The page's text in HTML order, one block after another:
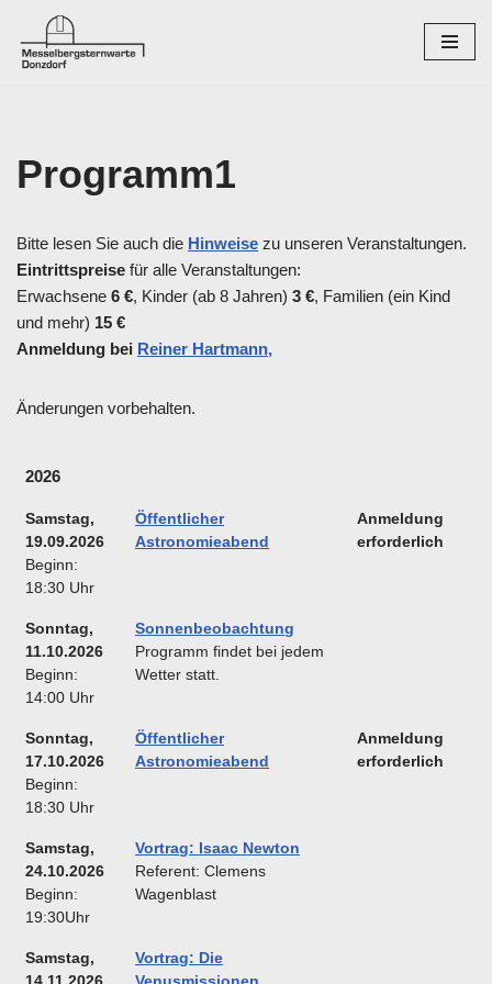
Zum
Programm1
Bitte lesen Sie auch die Hinweise zu unseren Veranstaltungen.
Eintrittspreise für alle Veranstaltungen:
Erwachsene 6 €, Kinder (ab 8 Jahren) 3 €, Familien (ein Kind
und mehr) 15 €
Anmeldung bei Reiner Hartmann,
Änderungen vorbehalten.
2026
Samstag,
19.09.2026
Beginn:
18:30 Uhr
Öffentlicher
Astronomieabend
Anmeldung
erforderlich
Sonntag,
11.10.2026
Beginn:
14:00 Uhr
Sonnenbeobachtung
Programm findet bei jedem
Wetter statt.
Sonntag,
17.10.2026
Beginn:
18:30 Uhr
Öffentlicher
Astronomieabend
Anmeldung
erforderlich
Samstag,
24.10.2026
Beginn:
19:30Uhr
Vortrag: Isaac Newton
Referent: Clemens
Wagenblast
Samstag,
Vortrag: Die